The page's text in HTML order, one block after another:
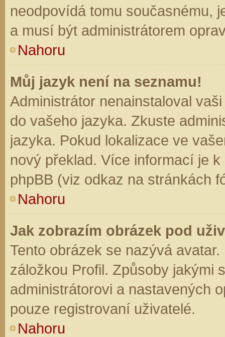
neodpovídá tomu současnému,
a musí být administrátorem
Nahoru
Můj jazyk není na seznamu!
Administrátor nenainstaloval
do vašeho jazyka. Zkuste
jazyka. Pokud lokalizace ve
nový překlad. Více informací je
phpBB (viz odkaz na stránkách
Nahoru
Jak zobrazím obrázek pod
Tento obrázek se nazývá
záložkou Profil. Způsoby jakými
administrátorovi a nastavených
pouze registrovaní uživatelé.
Nahoru